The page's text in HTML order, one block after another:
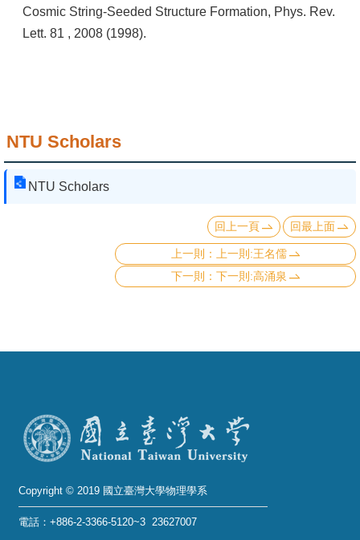
Cosmic String-Seeded Structure Formation, Phys. Rev.
Lett. 81 , 2008 (1998).
NTU Scholars
NTU Scholars
回上一頁 回最上面
上一則:王名儒
下一則:高涌泉
Copyright © 2019 國立臺灣大學物理學系
電話：+886-2-3366-5120~3 23627007